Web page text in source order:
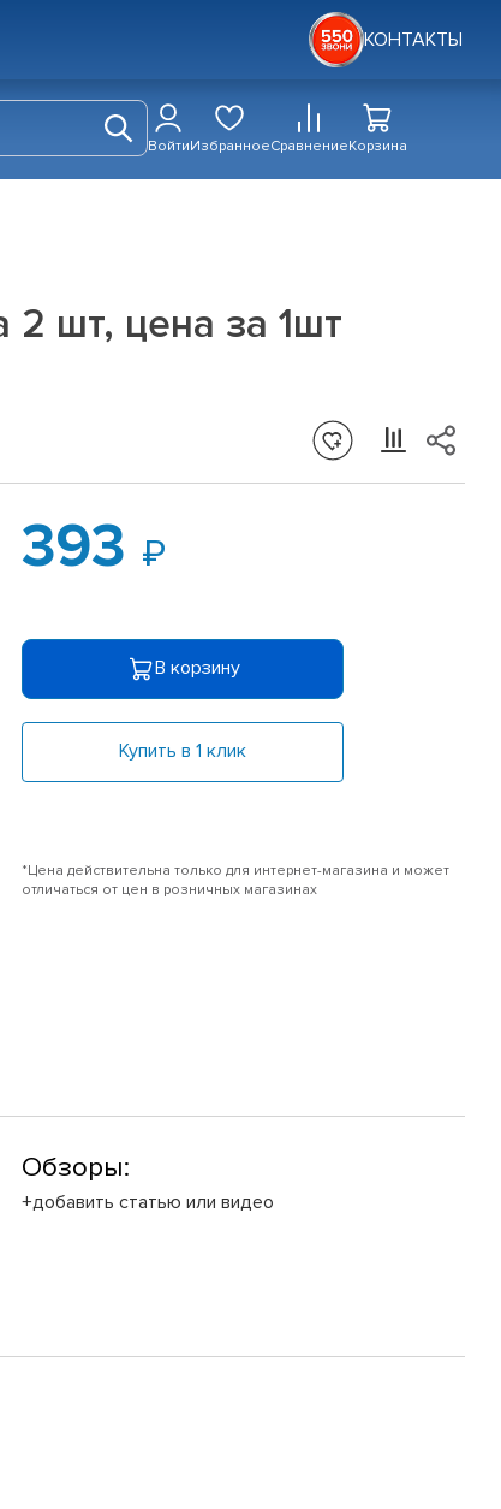
КОНТАКТЫ
ВойтиИзбранноеСравнениеКорзина
2 шт, цена за 1шт
393
В корзину
Купить в 1 клик
*Цена действительна только для интернет-магазина и может
отличаться от цен в розничных магазинах
Обзоры:
+добавить статью или видео